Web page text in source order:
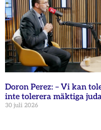
Doron Perez: – Vi kan
inte tolerera mäktiga
30 juli 2026